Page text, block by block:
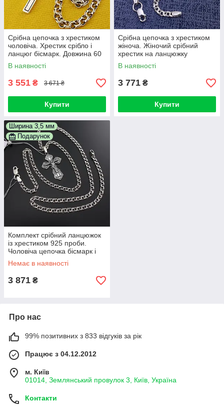
Срібна цепочка з хрестиком
чоловіча. Хрестик срібло і
ланцюг бісмарк. Довжина 60
см
В наявності
3 551 ₴ 3 671 ₴
Купити
Срібна цепочка з хрестиком
жіноча. Жіночий срібний
хрестик на ланцюжку
Бісмарк. 60 см
В наявності
3 771 ₴
Купити
Ширина 3,5 мм
Подарунок
Комплект срібний ланцюжок
із хрестиком 925 проби.
Чоловіча цепочка бісмарк і
кулон срібло 60 см
Немає в наявності
3 871 ₴
Про нас
99% позитивних з 833 відгуків за рік
Працює з 04.12.2012
м. Київ
01014, Землянський провулок 3, Київ, Україна
Контакти